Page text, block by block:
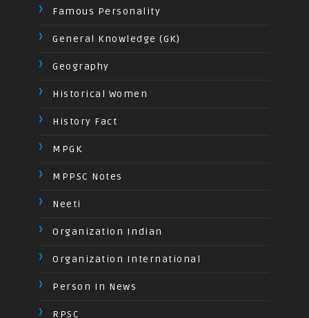
Famous Personality
General Knowledge (GK)
Geography
Historical Women
History Fact
MPGK
MPPSC Notes
Neeti
Organization Indian
Organization International
Person In News
RPSC